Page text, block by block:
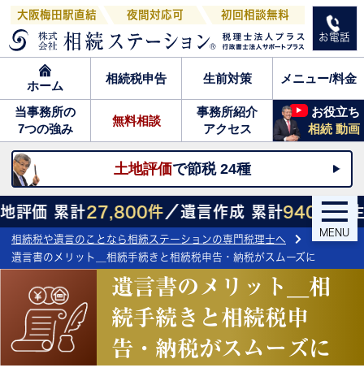
お電話
大阪梅田駅直結 夜間対応可 初回相談無料
MENU
ホーム
相続税申告 生前対策
当事務所の
7つの強み
メニュー/料金
無料相談
事務所紹介
アクセス
お役立ち
相続 動画
土地評価で節税 24種
27,800件／遺言作成 累計940件／生前対策相
相続税や遺言のことなら相続ステーションの専門税理士へ
遺言書のメリット＿相続手続きと相続税申告・納税がスムーズに
遺言書のメリット＿相
続手続きと相続税申
告・納税がスムーズに